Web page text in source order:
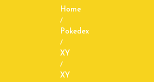
Home
/
Pokedex
/
XY
/
XY